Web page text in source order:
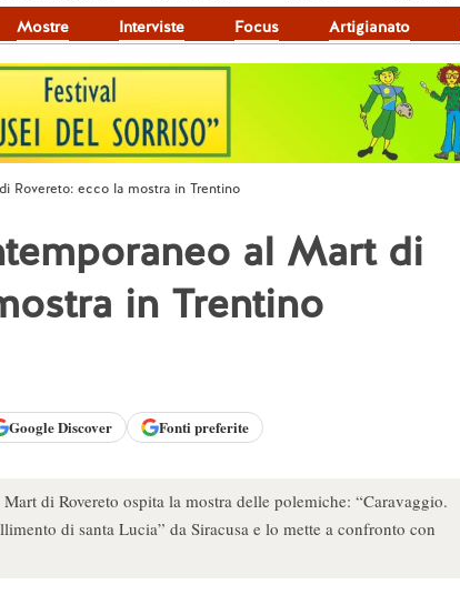
Mostre Interviste Focus Artigianato
Rovereto: ecco la mostra in Trentino
al Mart di
in Trentino
GoogleDiscover Fonti preferite
di Rovereto ospita la mostra delle polemiche: “Caravaggio.
di santa Lucia” da Siracusa e lo mette a confronto con